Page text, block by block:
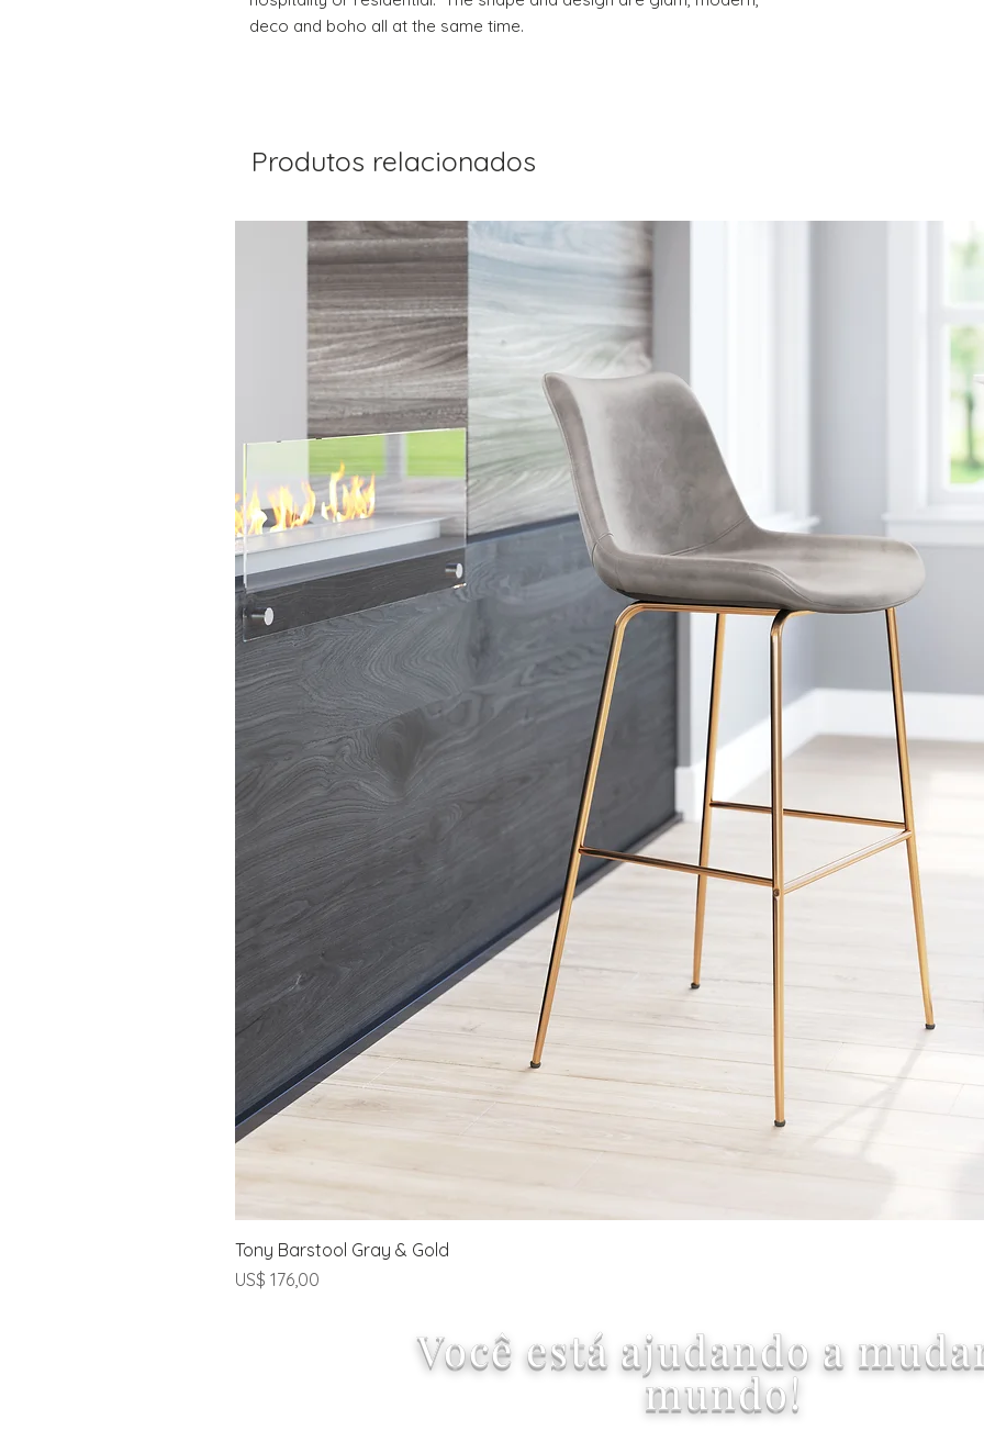
deco and boho all at the same time.
Produtos relacionados
Tony Barstool Gray & Gold
Preço
US$ 176,00
Você está ajudando a
mundo!